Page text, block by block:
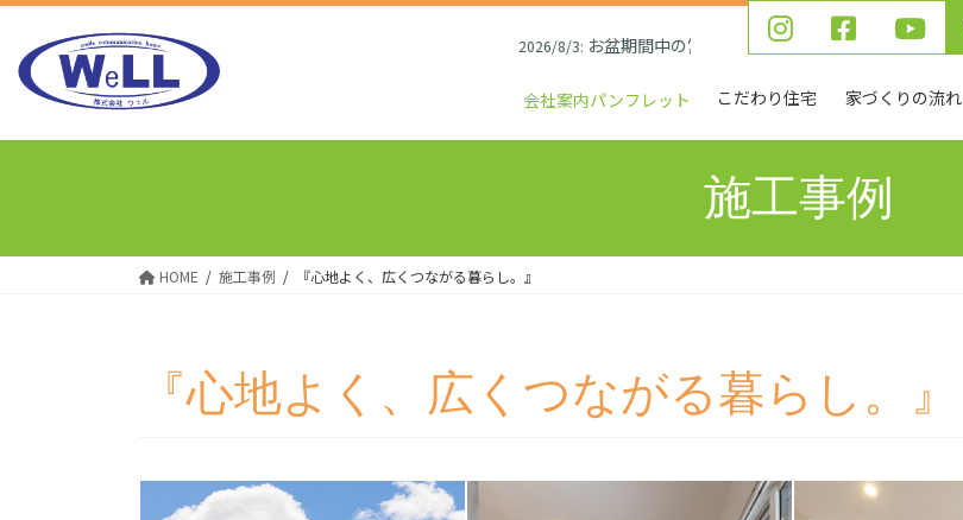
コ
ナ
2026/8/3:お盆期間中の営業について
会社案内パンフレット こだわり住宅 家づくりの流れ
施工事例
HOME 施工事例 『心地よく、広くつながる暮らし。』
『心地よく、広くつながる暮らし。』